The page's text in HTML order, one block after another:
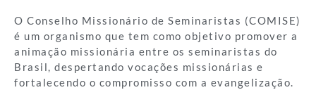
O Conselho Missionário de Seminaristas (COMISE)
é um organismo que tem como objetivo promover a
animação missionária entre os seminaristas do
Brasil, despertando vocações missionárias e
fortalecendo o compromisso com a evangelização.